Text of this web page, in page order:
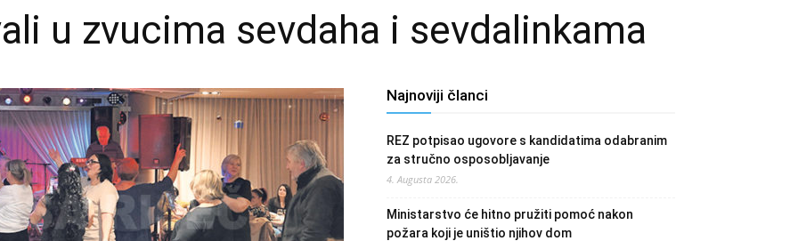
u zvucima sevdaha i sevdalinkama
Najnoviji članci
REZ potpisao ugovore s kandidatima odabranim
za stručno osposobljavanje
4. Augusta 2026.
Ministarstvo će hitno pružiti pomoć nakon
požara koji je uništio njihov dom